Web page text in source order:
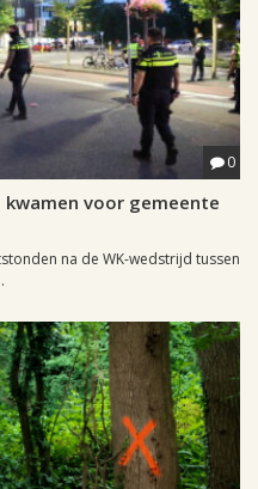
0
kwamen voor gemeente
na de WK-wedstrijd tussen